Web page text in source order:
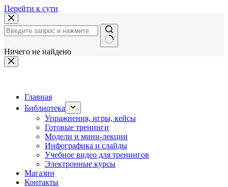
Перейти к сути
Ничего не найдено
Главная
Библиотека
Упражнения, игры, кейсы
Готовые тренинги
Модели и мини-лекции
Инфографика и слайды
Учебное видео для тренингов
Электронные курсы
Магазин
Контакты